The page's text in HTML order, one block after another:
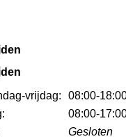
vrijdag:
08:00-
08:00-
Gesloten